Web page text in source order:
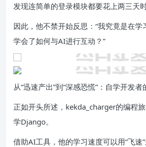
发现连简单的登录模块都要花上两三天时
因此，他不禁开始反思：“我究竟是在
学会了如何与AI进行互动？”
从“迅速产出”到“深感恐慌”：自学开发者
正如开头所述，kekda_charger的编程
学Django。
借助AI工具，他的学习速度可以用“飞速